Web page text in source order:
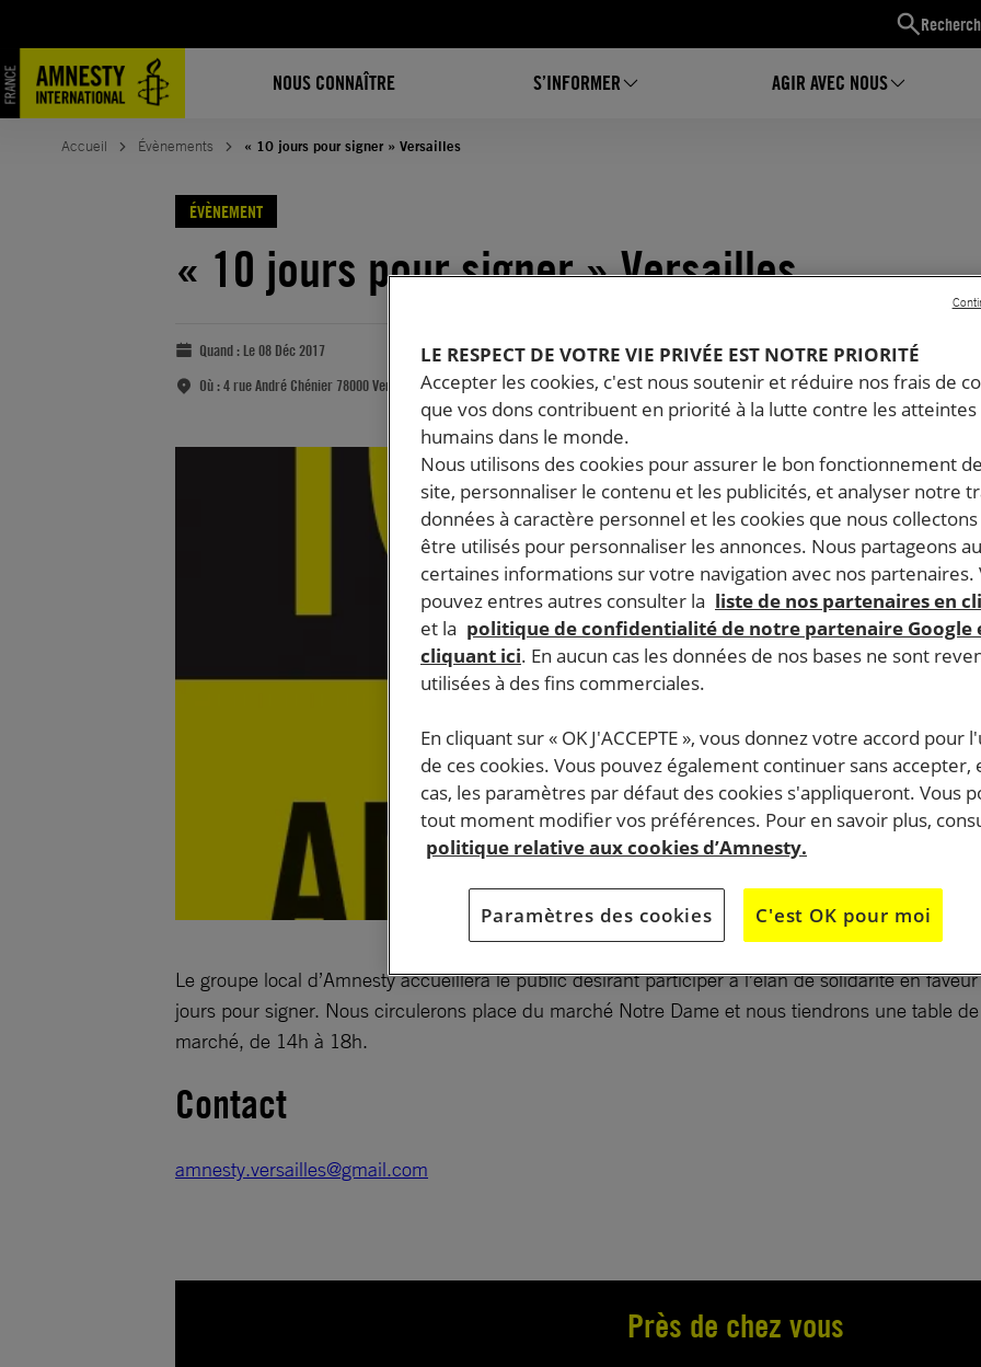
NOUS CONNAÎTRE S’INFORMER AGIR AVEC NOUS
Accueil Évènements « 10 jours pour signer » Versailles
ÉVÈNEMENT
« 10 jours pour signer » Versailles
Quand : Le 08 Déc 2017
Où :4 rue André Chénier 78000 Versailles
Le groupe local d’Amnesty accueillera le public désirant participer à l’élan de solidarité en
jours pour signer. Nous circulerons place du marché Notre Dame et nous tiendrons une table
marché, de 14h à 18h.
Contact
amnesty.versailles@gmail.com
Près de chez vous
LE RESPECT DE VOTRE VIE PRIVÉE EST NOTRE PRIORITÉ
Accepter les cookies, c'est nous soutenir et réduire nos frais de
que vos dons contribuent en priorité à la lutte contre les
humains dans le monde.
Nous utilisons des cookies pour assurer le bon fonctionnement
site, personnaliser le contenu et les publicités, et analyser notre
données à caractère personnel et les cookies que nous
être utilisés pour personnaliser les annonces. Nous partageons
certaines informations sur votre navigation avec nos partenaires.
pouvez entres autres consulter la liste de nos partenaires en
et la politique de confidentialité de notre partenaire Google
cliquant ici. En aucun cas les données de nos bases ne sont
utilisées à des fins commerciales.
En cliquant sur « OK J'ACCEPTE », vous donnez votre accord pour
de ces cookies. Vous pouvez également continuer sans accepter,
cas, les paramètres par défaut des cookies s'appliqueront. Vous
tout moment modifier vos préférences. Pour en savoir plus,
politique relative aux cookies d’Amnesty.
Paramètres des cookies C'est OK pour moi